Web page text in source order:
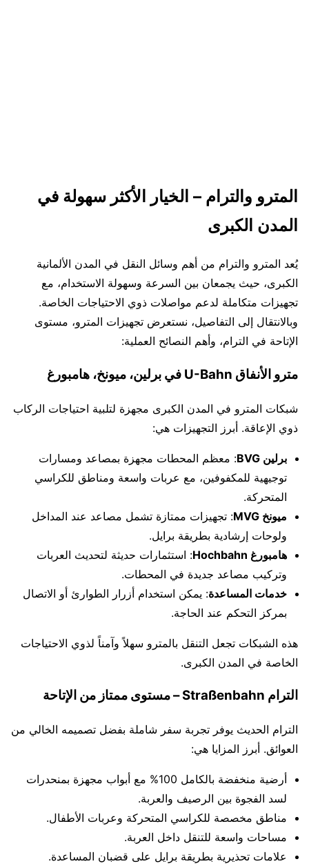
المترو والترام – الخيار الأكثر سهولة في
المدن الكبرى
يُعد المترو والترام من أهم وسائل النقل في المدن الألمانية
الكبرى، حيث يجمعان بين السرعة وسهولة الاستخدام، مع
تجهيزات متكاملة لدعم مواصلات ذوي الاحتياجات الخاصة.
وبالانتقال إلى التفاصيل، نستعرض تجهيزات المترو، مستوى
الإتاحة في الترام، وأهم النصائح العملية:
مترو الأنفاق U-Bahn في برلين، ميونخ، هامبورغ
شبكات المترو في المدن الكبرى مجهزة لتلبية احتياجات الركاب
ذوي الإعاقة. أبرز التجهيزات هي:
برلين BVG
: معظم المحطات مجهزة بمصاعد ومسارات
توجيهية للمكفوفين، مع عربات واسعة ومناطق للكراسي
المتحركة.
ميونخ MVG
: تجهيزات ممتازة تشمل مصاعد عند المداخل
ولوحات إرشادية بطريقة برايل.
هامبورغ Hochbahn
: استثمارات حديثة لتحديث العربات
وتركيب مصاعد جديدة في المحطات.
خدمات المساعدة: يمكن استخدام أزرار الطوارئ أو الاتصال
بمركز التحكم عند الحاجة.
هذه الشبكات تجعل التنقل بالمترو سهلاً وآمناً لذوي الاحتياجات
الخاصة في المدن الكبرى.
الترام Straßenbahn – مستوى ممتاز من الإتاحة
الترام الحديث يوفر تجربة سفر شاملة بفضل تصميمه الخالي من
العوائق. أبرز المزايا هي:
أرضية منخفضة بالكامل 100% مع أبواب مجهزة بمنحدرات
لسد الفجوة بين الرصيف والعربة.
مناطق مخصصة للكراسي المتحركة وعربات الأطفال.
مساحات واسعة للتنقل داخل العربة.
علامات تحذيرية بطريقة برايل على قضبان المساعدة.